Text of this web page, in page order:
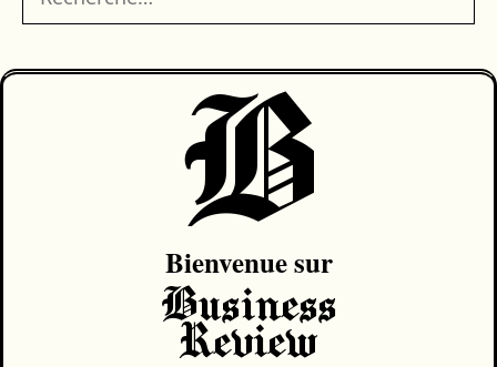
B
Bienvenue sur
Business
Review